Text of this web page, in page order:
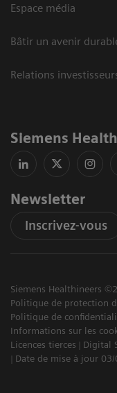
Espace média
Bâtir un avenir
Relations
Siemens
Newsletter
Inscrivez-vous
Siemens Healthineers
Politique de protection
Politique de
Informations sur les
Licences tierces
Digital
Date de mise à jour